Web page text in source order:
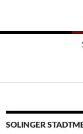
SOLINGER